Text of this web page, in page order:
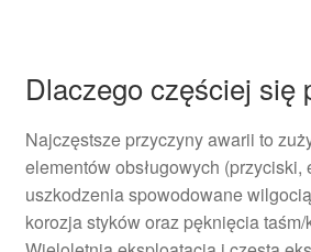
Dlaczego częściej się
Najczęstsze przyczyny awarii to
elementów obsługowych (przyciski,
uszkodzenia spowodowane
korozja styków oraz pęknięcia taśm/